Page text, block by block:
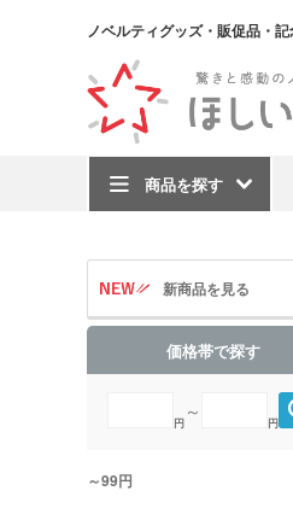
ノベルティグッズ・販促品・
商品を探す
新商品を見る
価格帯で探す
円
～
円
～99円